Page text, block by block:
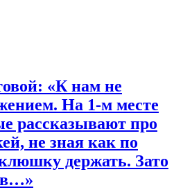
«К нам не
На 1-м месте
рассказывают про
не зная как по
держать. Зато